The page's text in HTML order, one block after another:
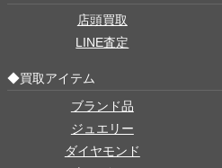
店頭買取
LINE査定
◆買取アイテム
ブランド品
ジュエリー
ダイヤモンド